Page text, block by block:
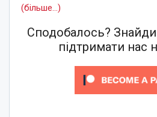
(більше…)
Сподобалось?
підтримати нас